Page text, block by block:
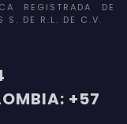
REGISTRADA DE
S. DE R.L. DE C.V.
+57